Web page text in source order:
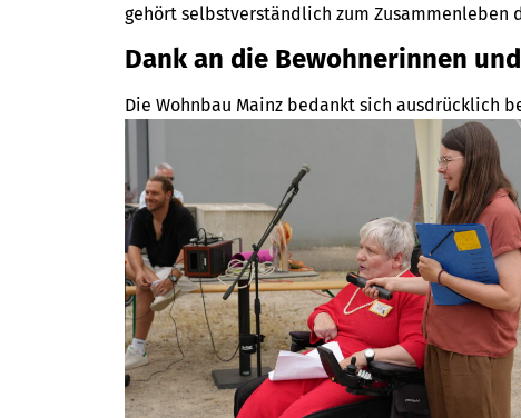
gehört selbstverständlich zum Zusammenleben
Dank an die Bewohnerinnen
Die Wohnbau Mainz bedankt sich ausdrücklich